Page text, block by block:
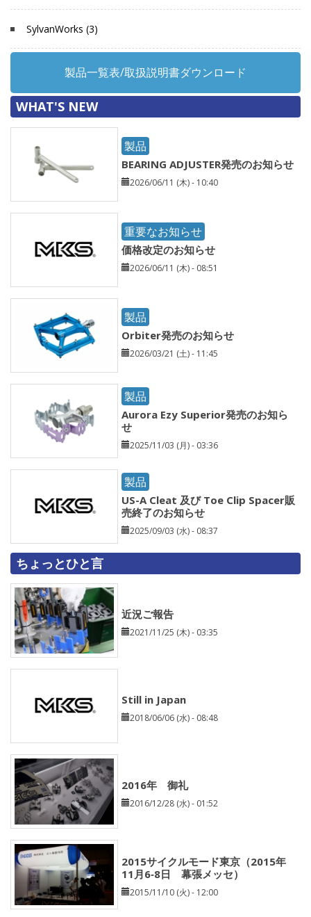
SylvanWorks (3)
製品一覧表/取扱説明書ダウンロード
WHAT'S NEW
製品
BEARING ADJUSTER発売のお知らせ
2026/06/11 (木) - 10:40
重要なお知らせ
価格改定のお知らせ
2026/06/11 (木) - 08:51
製品
Orbiter発売のお知らせ
2026/03/21 (土) - 11:45
製品
Aurora Ezy Superior発売のお知ら
せ
2025/11/03 (月) - 03:36
製品
US-A Cleat 及び Toe Clip Spacer販
売終了のお知らせ
2025/09/03 (水) - 08:37
ちょっとひと言
近況ご報告
2021/11/25 (木) - 03:35
Still in Japan
2018/06/06 (水) - 08:48
2016年 御礼
2016/12/28 (水) - 01:52
2015サイクルモード東京（2015年
11月6‐8日 幕張メッセ）
2015/11/10 (火) - 12:00